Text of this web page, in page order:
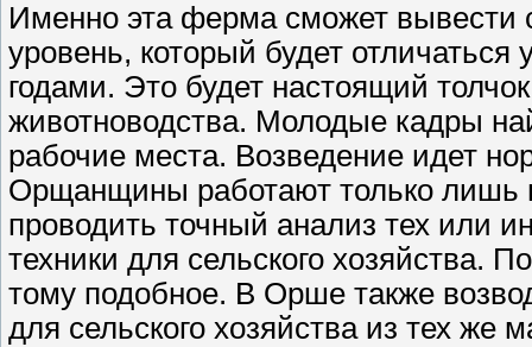
Именно эта ферма сможет
уровень, который будет
годами. Это будет настоящий
животноводства. Молодые кадры
рабочие места. Возведение идет
Орщанщины работают только лишь
проводить точный анализ тех или
техники для сельского хозяйства.
тому подобное. В Орше также
для сельского хозяйства из тех же